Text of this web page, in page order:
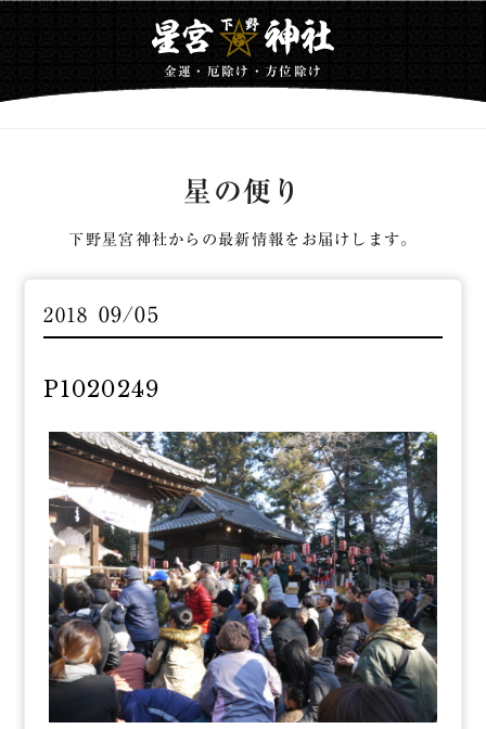
金運・厄除け・方位除け
星の便り
下野星宮神社からの最新情報をお届けします。
2018 09/05
P1020249